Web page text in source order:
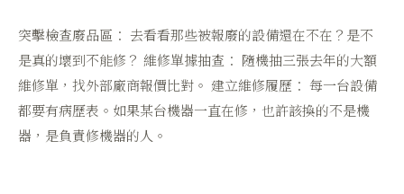
突擊檢查廢品區： 去看看那些被報廢的設備還在不在？是不
是真的壞到不能修？ 維修單據抽查： 隨機抽三張去年的大額
維修單，找外部廠商報價比對。 建立維修履歷： 每一台設備
都要有病歷表。如果某台機器一直在修，也許該換的不是機
器，是負責修機器的人。